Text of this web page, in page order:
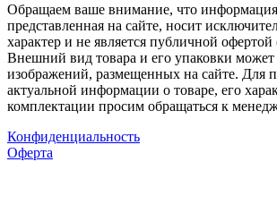
Обращаем ваше внимание, что информация
представленная на сайте, носит
характер и не является публичной
Внешний вид товара и его упаковки может
изображений, размещенных на сайте. Для
актуальной информации о товаре, его
комплектации просим обращаться к
Конфиденциальность
Оферта